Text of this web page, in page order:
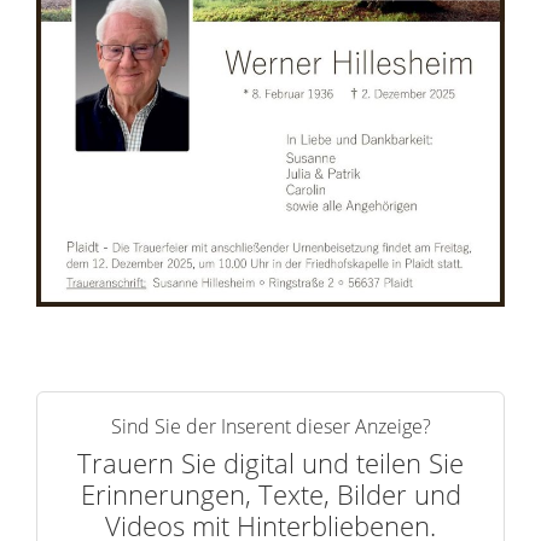
n
e
r
n
Sind Sie der Inserent dieser Anzeige?
Trauern Sie digital und teilen Sie
Erinnerungen, Texte, Bilder und
Videos mit Hinterbliebenen.